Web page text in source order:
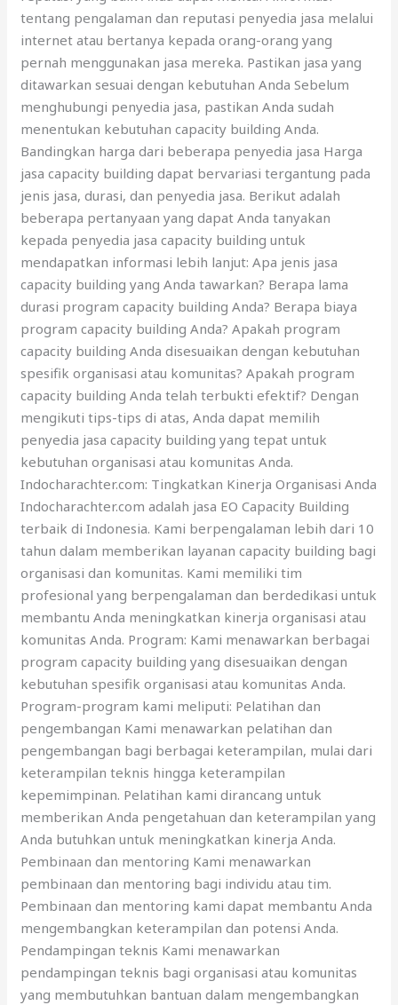
tentang pengalaman dan reputasi penyedia jasa melalui
internet atau bertanya kepada orang-orang yang
pernah menggunakan jasa mereka. Pastikan jasa yang
ditawarkan sesuai dengan kebutuhan Anda Sebelum
menghubungi penyedia jasa, pastikan Anda sudah
menentukan kebutuhan capacity building Anda.
Bandingkan harga dari beberapa penyedia jasa Harga
jasa capacity building dapat bervariasi tergantung pada
jenis jasa, durasi, dan penyedia jasa. Berikut adalah
beberapa pertanyaan yang dapat Anda tanyakan
kepada penyedia jasa capacity building untuk
mendapatkan informasi lebih lanjut: Apa jenis jasa
capacity building yang Anda tawarkan? Berapa lama
durasi program capacity building Anda? Berapa biaya
program capacity building Anda? Apakah program
capacity building Anda disesuaikan dengan kebutuhan
spesifik organisasi atau komunitas? Apakah program
capacity building Anda telah terbukti efektif? Dengan
mengikuti tips-tips di atas, Anda dapat memilih
penyedia jasa capacity building yang tepat untuk
kebutuhan organisasi atau komunitas Anda.
Indocharachter.com: Tingkatkan Kinerja Organisasi Anda
Indocharachter.com adalah jasa EO Capacity Building
terbaik di Indonesia. Kami berpengalaman lebih dari 10
tahun dalam memberikan layanan capacity building bagi
organisasi dan komunitas. Kami memiliki tim
profesional yang berpengalaman dan berdedikasi untuk
membantu Anda meningkatkan kinerja organisasi atau
komunitas Anda. Program: Kami menawarkan berbagai
program capacity building yang disesuaikan dengan
kebutuhan spesifik organisasi atau komunitas Anda.
Program-program kami meliputi: Pelatihan dan
pengembangan Kami menawarkan pelatihan dan
pengembangan bagi berbagai keterampilan, mulai dari
keterampilan teknis hingga keterampilan
kepemimpinan. Pelatihan kami dirancang untuk
memberikan Anda pengetahuan dan keterampilan yang
Anda butuhkan untuk meningkatkan kinerja Anda.
Pembinaan dan mentoring Kami menawarkan
pembinaan dan mentoring bagi individu atau tim.
Pembinaan dan mentoring kami dapat membantu Anda
mengembangkan keterampilan dan potensi Anda.
Pendampingan teknis Kami menawarkan
pendampingan teknis bagi organisasi atau komunitas
yang membutuhkan bantuan dalam mengembangkan